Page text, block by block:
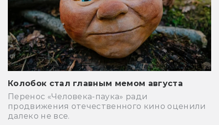
Колобок стал главным мемом августа
Перенос «Человека-паука» ради
продвижения отечественного кино оценили
далеко не все.